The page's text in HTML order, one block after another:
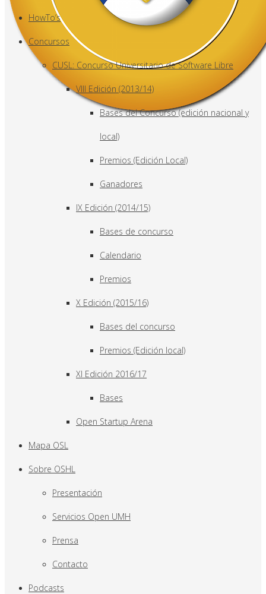
HowTo’s
Concursos
CUSL: Concurso Universitario de Software Libre
VIII Edición (2013/14)
Bases del Concurso (edición nacional y
local)
Premios (Edición Local)
Ganadores
IX Edición (2014/15)
Bases de concurso
Calendario
Premios
X Edición (2015/16)
Bases del concurso
Premios (Edición local)
XI Edición 2016/17
Bases
Open Startup Arena
Mapa OSL
Sobre OSHL
Presentación
Servicios Open UMH
Prensa
Contacto
Podcasts